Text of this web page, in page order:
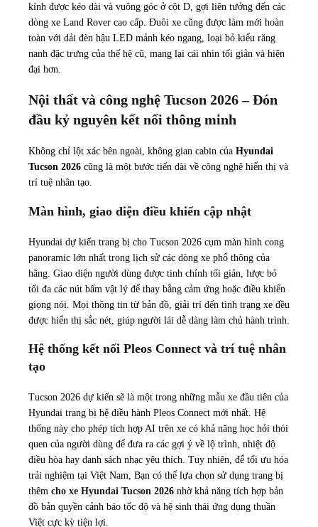
kính được kéo dài và vuông góc ở cột D, gợi liên tưởng đến các
dòng xe Land Rover cao cấp. Đuôi xe cũng được làm mới hoàn
toàn với dải đèn hậu LED mảnh kéo ngang, loại bỏ kiểu răng
nanh đặc trưng của thế hệ cũ, mang lại cái nhìn tối giản và hiện
đại hơn.
Nội thất và công nghệ Tucson 2026 – Đón
đầu kỷ nguyên kết nối thông minh
Không chỉ lột xác bên ngoài, không gian cabin của Hyundai
Tucson 2026 cũng là một bước tiến dài về công nghệ hiển thị và
trí tuệ nhân tạo.
Màn hình, giao diện điều khiển cập nhật
Hyundai dự kiến trang bị cho Tucson 2026 cụm màn hình cong
panoramic lớn nhất trong lịch sử các dòng xe phổ thông của
hãng. Giao diện người dùng được tinh chỉnh tối giản, lược bỏ
tối đa các nút bấm vật lý để thay bằng cảm ứng hoặc điều khiển
giọng nói. Mọi thông tin từ bản đồ, giải trí đến tình trạng xe đều
được hiển thị sắc nét, giúp người lái dễ dàng làm chủ hành trình.
Hệ thống kết nối Pleos Connect và trí tuệ nhân
tạo
Tucson 2026 dự kiến sẽ là một trong những mẫu xe đầu tiên của
Hyundai trang bị hệ điều hành Pleos Connect mới nhất. Hệ
thống này cho phép tích hợp AI trên xe có khả năng học hỏi thói
quen của người dùng để đưa ra các gợi ý về lộ trình, nhiệt độ
điều hòa hay danh sách nhạc yêu thích. Tuy nhiên, để tối ưu hóa
trải nghiệm tại Việt Nam, Bạn có thể lựa chọn sử dụng trang bị
thêm cho xe Hyundai Tucson 2026 nhờ khả năng tích hợp bản
đồ bản quyền cảnh báo tốc độ và hệ sinh thái ứng dụng thuần
Việt cực kỳ tiện lợi.